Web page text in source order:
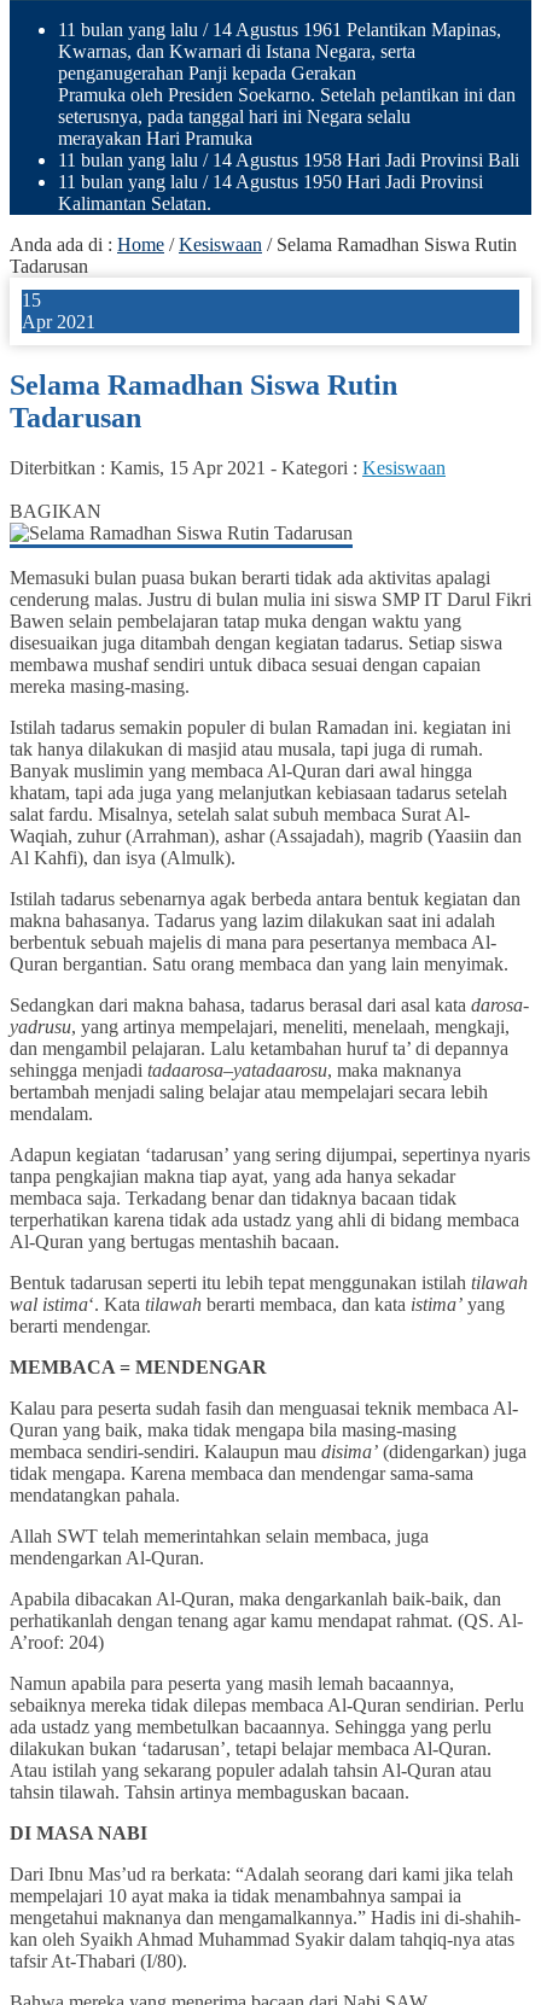
11 bulan yang lalu / 14 Agustus 1961 Pelantikan Mapinas,
Kwarnas, dan Kwarnari di Istana Negara, serta
penganugerahan Panji kepada Gerakan
Pramuka oleh Presiden Soekarno. Setelah pelantikan ini dan
seterusnya, pada tanggal hari ini Negara selalu
merayakan Hari Pramuka
11 bulan yang lalu / 14 Agustus 1958 Hari Jadi Provinsi Bali
11 bulan yang lalu / 14 Agustus 1950 Hari Jadi Provinsi
Kalimantan Selatan.
Anda ada di : Home /Kesiswaan / Selama Ramadhan Siswa Rutin
Tadarusan
15
Apr 2021
Selama Ramadhan Siswa Rutin
Tadarusan
Diterbitkan : Kamis, 15 Apr 2021 - Kategori : Kesiswaan
BAGIKAN
Memasuki bulan puasa bukan berarti tidak ada aktivitas apalagi
cenderung malas. Justru di bulan mulia ini siswa SMP IT Darul Fikri
Bawen selain pembelajaran tatap muka dengan waktu yang
disesuaikan juga ditambah dengan kegiatan tadarus. Setiap siswa
membawa mushaf sendiri untuk dibaca sesuai dengan capaian
mereka masing-masing.
Istilah tadarus semakin populer di bulan Ramadan ini. kegiatan ini
tak hanya dilakukan di masjid atau musala, tapi juga di rumah.
Banyak muslimin yang membaca Al-Quran dari awal hingga
khatam, tapi ada juga yang melanjutkan kebiasaan tadarus setelah
salat fardu. Misalnya, setelah salat subuh membaca Surat Al-
Waqiah, zuhur (Arrahman), ashar (Assajadah), magrib (Yaasiin dan
Al Kahfi), dan isya (Almulk).
Istilah tadarus sebenarnya agak berbeda antara bentuk kegiatan dan
makna bahasanya. Tadarus yang lazim dilakukan saat ini adalah
berbentuk sebuah majelis di mana para pesertanya membaca Al-
Quran bergantian. Satu orang membaca dan yang lain menyimak.
Sedangkan dari makna bahasa, tadarus berasal dari asal kata darosa-
yadrusu, yang artinya mempelajari, meneliti, menelaah, mengkaji,
dan mengambil pelajaran. Lalu ketambahan huruf ta’ di depannya
sehingga menjadi tadaarosa–yatadaarosu, maka maknanya
bertambah menjadi saling belajar atau mempelajari secara lebih
mendalam.
Adapun kegiatan ‘tadarusan’ yang sering dijumpai, sepertinya nyaris
tanpa pengkajian makna tiap ayat, yang ada hanya sekadar
membaca saja. Terkadang benar dan tidaknya bacaan tidak
terperhatikan karena tidak ada ustadz yang ahli di bidang membaca
Al-Quran yang bertugas mentashih bacaan.
Bentuk tadarusan seperti itu lebih tepat menggunakan istilah tilawah
wal istima‘. Kata tilawah berarti membaca, dan kata istima’ yang
berarti mendengar.
MEMBACA = MENDENGAR
Kalau para peserta sudah fasih dan menguasai teknik membaca Al-
Quran yang baik, maka tidak mengapa bila masing-masing
membaca sendiri-sendiri. Kalaupun mau disima’ (didengarkan) juga
tidak mengapa. Karena membaca dan mendengar sama-sama
mendatangkan pahala.
Allah SWT telah memerintahkan selain membaca, juga
mendengarkan Al-Quran.
Apabila dibacakan Al-Quran, maka dengarkanlah baik-baik, dan
perhatikanlah dengan tenang agar kamu mendapat rahmat. (QS. Al-
A’roof: 204)
Namun apabila para peserta yang masih lemah bacaannya,
sebaiknya mereka tidak dilepas membaca Al-Quran sendirian. Perlu
ada ustadz yang membetulkan bacaannya. Sehingga yang perlu
dilakukan bukan ‘tadarusan’, tetapi belajar membaca Al-Quran.
Atau istilah yang sekarang populer adalah tahsin Al-Quran atau
tahsin tilawah. Tahsin artinya membaguskan bacaan.
DI MASA NABI
Dari Ibnu Mas’ud ra berkata: “Adalah seorang dari kami jika telah
mempelajari 10 ayat maka ia tidak menambahnya sampai ia
mengetahui maknanya dan mengamalkannya.” Hadis ini di-shahih-
kan oleh Syaikh Ahmad Muhammad Syakir dalam tahqiq-nya atas
tafsir At-Thabari (I/80).